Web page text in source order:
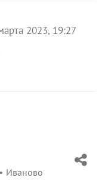
2023, 19:27
Иваново